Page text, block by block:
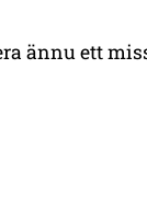
ännu ett